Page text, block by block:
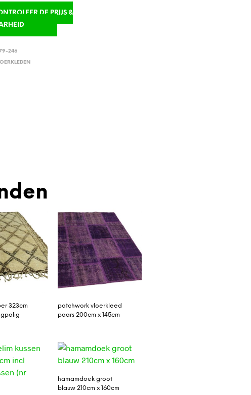
DE PRIJS &
246
323cm
patchwork vloerkleed
paars 200cm x 145cm
hamamdoek groot
blauw 210cm x 160cm